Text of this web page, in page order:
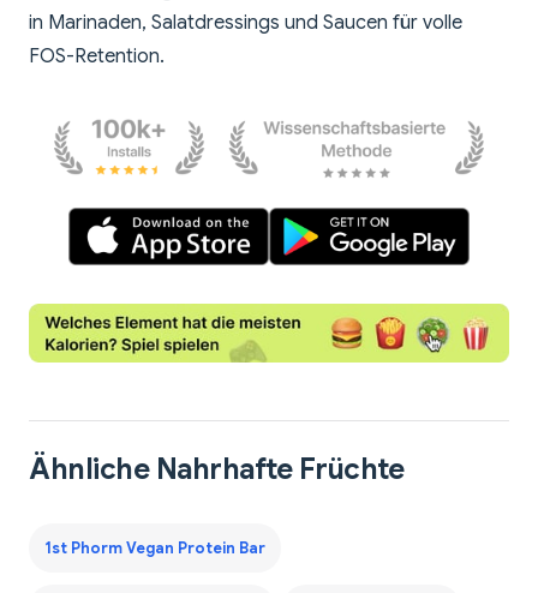
in Marinaden, Salatdressings und Saucen für volle
FOS-Retention.
Ähnliche Nahrhafte Früchte
1st Phorm Vegan Protein Bar